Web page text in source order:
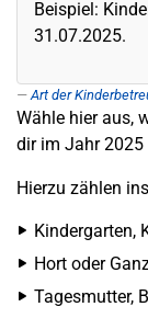
Beispiel:
31.07.2025.
Art der
Wähle hier aus,
dir im Jahr
Hierzu zählen
Kindergarten,
Hort oder
Tagesmutter,